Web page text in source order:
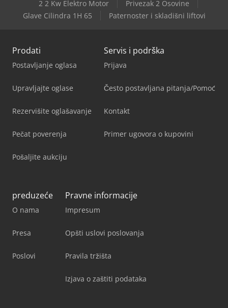
2 2 Kw Elektro Motor
Privezak 2 Osovine
Glave Cilindra 1H 65
Paternoster i skladišni liftovi
Prodati
Postavljanje oglasa
Upravljajte oglase
Rezervišite oglašavanje
Pečat poverenja
Pošaljite aukciju
Servis i podrška
Prijava
Često postavljana pitanja/Pomoć
Kontakt
Primer ugovora o kupovini
preduzeće
O nama
Presa
Poslovi
Pravne informacije
Impresum
Opšti uslovi poslovanja
Pravila tržišta
Izjava o zaštiti podataka